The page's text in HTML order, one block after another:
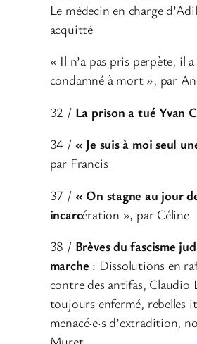
Le médecin en charge
acquitté
« Il n’a pas pris perpète, il
condamné à mort », par
32 / La prison a tué Yvan
34 / « Je suis à moi seul
par Francis
37 / « On stagne au jour
incarcération », par Céline
38 / Brèves du fascisme
marche : Dissolutions en
contre des antifas, Claudio
toujours enfermé, rebelles
menacé·e·s d’extradition,